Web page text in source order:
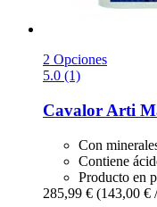
2 Opciones
5.0 (1)
Cavalor Arti
Con
Contiene
Producto en
285,99 € (143,00 €